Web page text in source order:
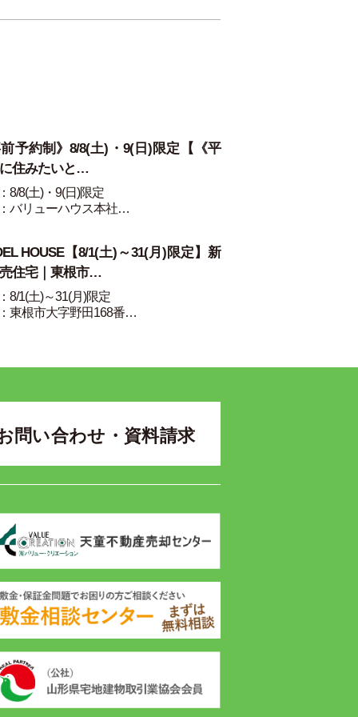
予約制》8/8(土)・9(日)限定【《平
住みたいと…
8/8(土)・9(日)限定
バリューハウス本社…
HOUSE【8/1(土)～31(月)限定】新
住宅｜東根市…
8/1(土)～31(月)限定
東根市大字野田168番…
問い合わせ・資料請求